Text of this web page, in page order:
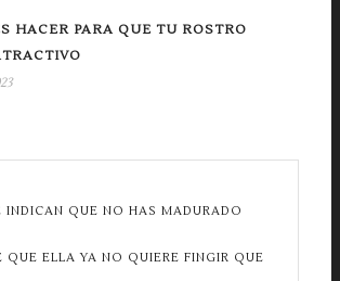
HACER PARA QUE TU ROSTRO
INDICAN QUE NO HAS MADURADO
QUE ELLA YA NO QUIERE FINGIR QUE